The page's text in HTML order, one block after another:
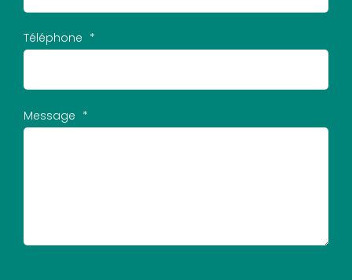
Téléphone *
Message *